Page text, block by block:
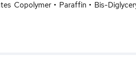
Copolymer • Paraffin • Bis-